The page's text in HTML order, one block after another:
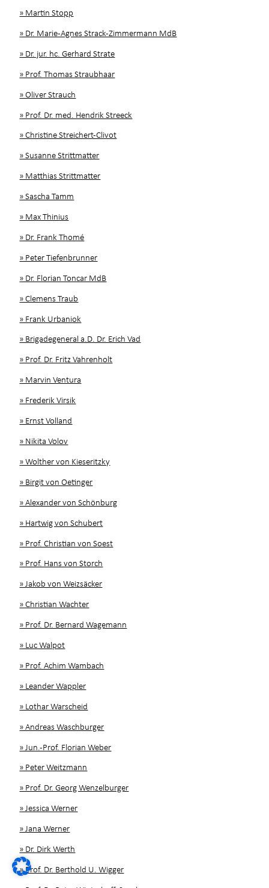
» Martin Stopp
» Dr. Marie-Agnes Strack-Zimmermann MdB
» Dr. jur. hc. Gerhard Strate
» Prof. Thomas Straubhaar
» Oliver Strauch
» Prof. Dr. med. Hendrik Streeck
» Christine Streichert-Clivot
» Susanne Strittmatter
» Matthias Strittmatter
» Sascha Tamm
» Max Thinius
» Dr. Frank Thomé
» Peter Tiefenbrunner
» Dr. Florian Toncar MdB
» Clemens Traub
» Frank Urbaniok
» Brigadegeneral a.D. Dr. Erich Vad
» Prof. Dr. Fritz Vahrenholt
» Marvin Ventura
» Frederik Virsik
» Ernst Volland
» Nikita Volov
» Wolther von Kieseritzky
» Birgit von Oetinger
» Alexander von Schönburg
» Hartwig von Schubert
» Prof. Christian von Soest
» Prof. Hans von Storch
» Jakob von Weizsäcker
» Christian Wachter
» Prof. Dr. Bernard Wagemann
» Luc Walpot
» Prof. Achim Wambach
» Leander Wappler
» Lothar Warscheid
» Andreas Waschburger
» Jun.-Prof. Florian Weber
» Peter Weitzmann
» Prof. Dr. Georg Wenzelburger
» Jessica Werner
» Jana Werner
» Dr. Dirk Werth
» Prof. Dr. Berthold U. Wigger